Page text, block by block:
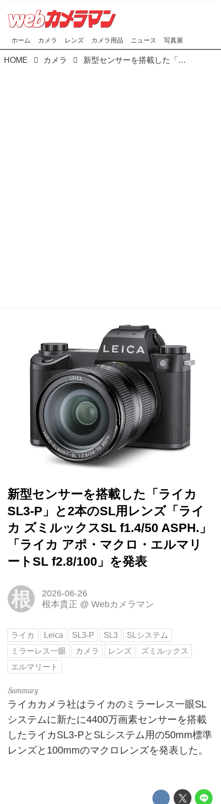
ホーム カメラ レンズ カメラ用品 ニュース 写真展
HOME カメラ 新型センサーを搭載した「ライカSL3-P」と2本のSL用レンズ「ライカ ズミルックスSL f1.4/50 ASPH.」「ライカ アポ・マクロ・エルマリートSL f2.8/100」を発表
新型センサーを搭載した「ライカ
SL3-P」と2本のSL用レンズ「ライ
カ ズミルックスSL f1.4/50 ASPH.」
「ライカ アポ・マクロ・エルマリ
ートSL f2.8/100」を発表
根
2026-06-26
根本貴正 @ Webカメラマン
ライカ Leica SL3-P SL3
SLシステム
ミラーレス一眼
カメラ レンズ
ズミルックス
エルマリート
ライカカメラ社はライカのミラーレス一眼SL
システムに新たに4400万画素センサーを搭載
したライカSL3-PとSLシステム用の50mm標準
レンズと100mmのマクロレンズを発表した。